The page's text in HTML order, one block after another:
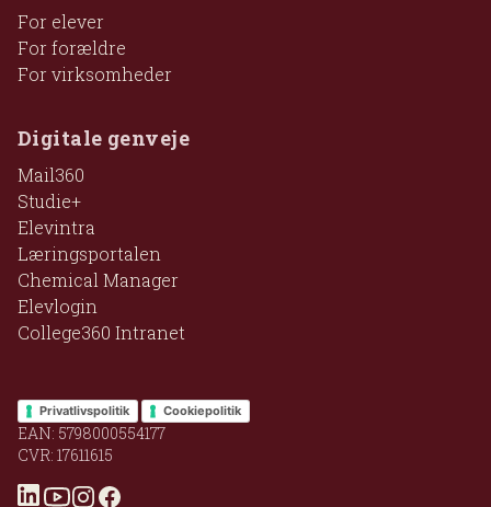
For elever
For forældre
For virksomheder
Digitale genveje
Mail360
Studie+
Elevintra
Læringsportalen
Chemical Manager
Elevlogin
College360 Intranet
Privatlivspolitik Cookiepolitik
EAN: 5798000554177
CVR: 17611615